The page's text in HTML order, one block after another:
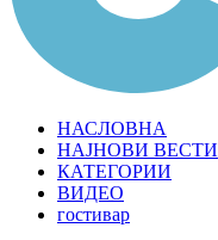
НАСЛОВНА
НАЈНОВИ ВЕСТИ
КАТЕГОРИИ
ВИДЕО
гостивар